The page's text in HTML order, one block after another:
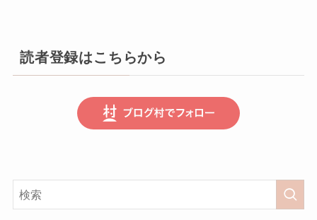
読者登録はこちらから